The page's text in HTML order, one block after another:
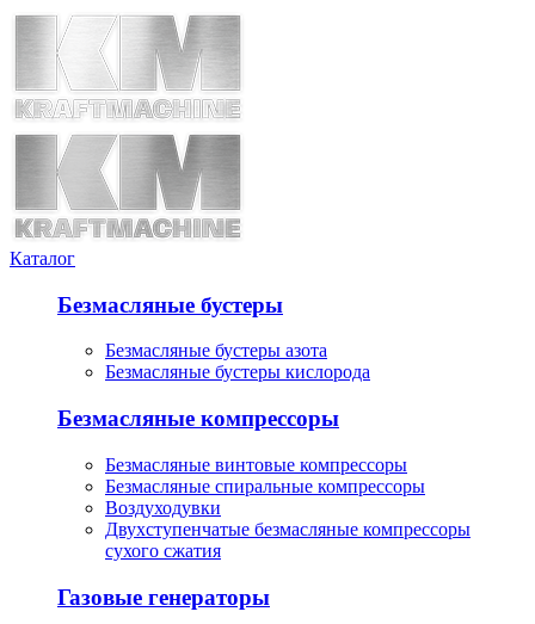
Каталог
Безмасляные бустеры
Безмасляные бустеры азота
Безмасляные бустеры кислорода
Безмасляные компрессоры
Безмасляные винтовые компрессоры
Безмасляные спиральные компрессоры
Воздуходувки
Двухступенчатые безмасляные компрессоры
сухого сжатия
Газовые генераторы